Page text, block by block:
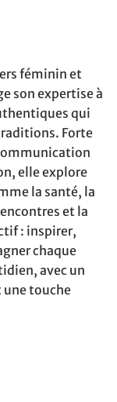
féminin et
son expertise à
qui
Forte
elle explore
la santé, la
et la
: inspirer,
chaque
avec un
touche